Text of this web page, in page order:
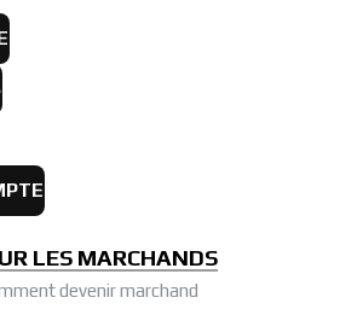
LES MARCHANDS
devenir marchand